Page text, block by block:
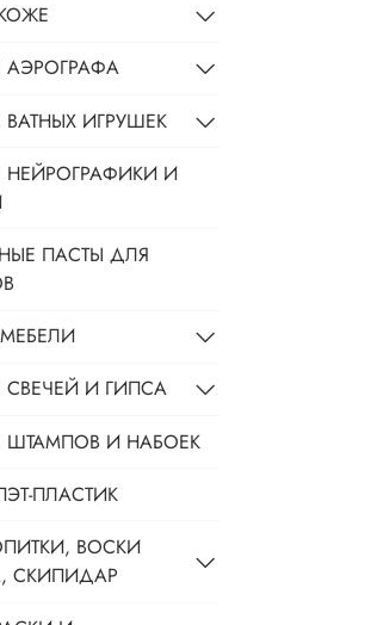
АЭРОГРАФА
ИГРУШЕК
НЕЙРОГРАФИКИ И
ПАСТЫ ДЛЯ
СВЕЧЕЙ И ГИПСА
ШТАМПОВ И НАБОЕК
ПЛАСТИК
ВОСКИ
СКИПИДАР